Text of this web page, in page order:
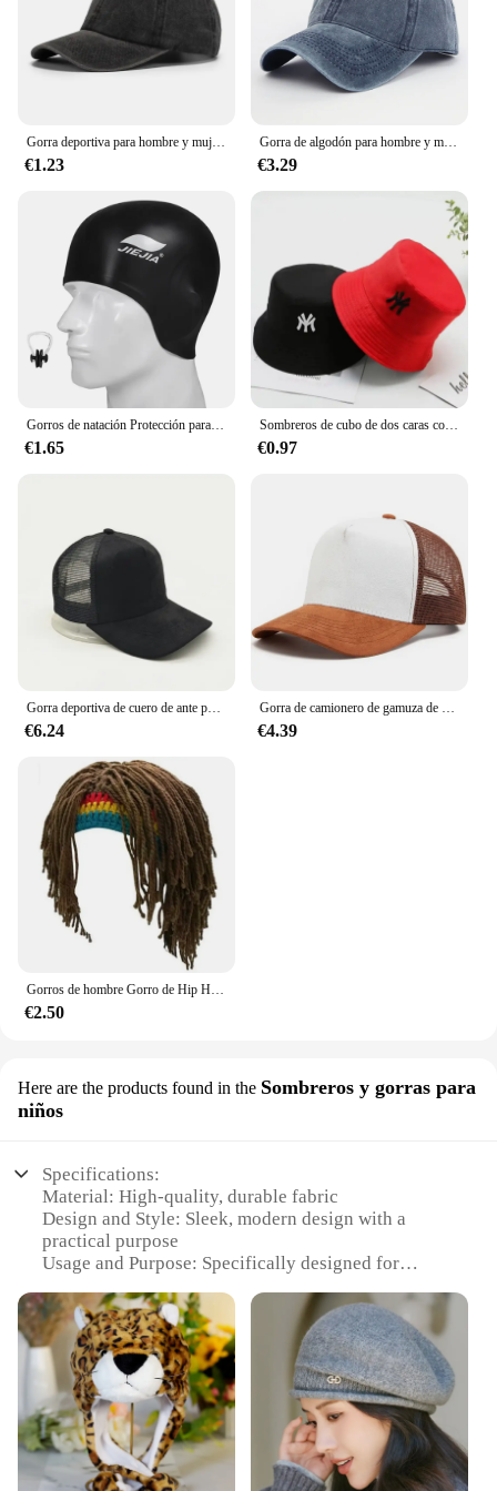
€1.23
Gorra de algodón para hombre y mujer, Gorro deportivo Unisex, color negro, personalizado, venta al por mayor
€3.29
€1.65
Sombreros de cubo de dos caras con personalidad bordada de letras Unisex, gorras de pescadores, gorra informal para exteriores, sombrero protector solar
€0.97
€6.24 €4.39
Gorros de hombre Gorro de Hip Hop hecho a mano de ganchillo Gorro cálido de invierno Gorro Halloween Navidad Regalos de cumpleaños Peluca de fiesta divertida
€2.50
Here are the products found in the Sombreros y gorras para
niños
Specifications:
Material: High-quality, durable fabric
Design and Style: Sleek, modern design with a
practical purpose
Usage and Purpose: Specifically designed for
Performance and Property: Excellent shock
absorption and camera lens safety
Shape or Size or Weight or Quantity: Lightweight
and compact, suitable for children
Parts and Accessories: Includes a protective cap for
the camera lens
Features:
**Protective Design and Functionality**